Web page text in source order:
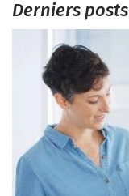
Derniers posts